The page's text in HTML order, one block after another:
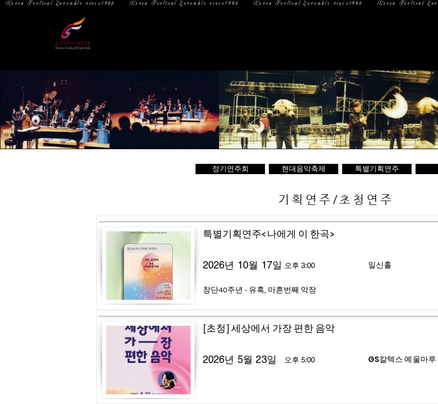
  Korea Festival Ensemble since1986
정기연주회 현대음악축제 특별기획연주
기획연주/초청연주
특별기획연주<나에게 이 한곡>
오후 3:00
2026년 10월 17일 일신홀
창단40주년 - 유혹, 마흔번째 악장
[초청] 세상에서 가장 편한 음악
오후 5:00
2026년 5월 23일 GS칼텍스 예울마